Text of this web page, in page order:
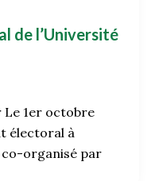
de l’Université
Le 1er octobre
électoral à
co-organisé par